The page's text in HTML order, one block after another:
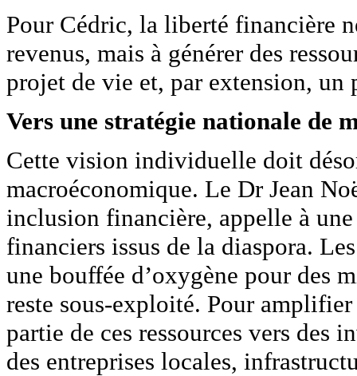
Pour Cédric, la liberté financière
revenus, mais à générer des
projet de vie et, par extension, un
Vers une stratégie nationale de
Cette vision individuelle doit
macroéconomique. Le Dr Jean
inclusion financière, appelle à
financiers issus de la diaspora.
une bouffée d’oxygène pour des
reste sous-exploité. Pour
partie de ces ressources vers des
des entreprises locales,